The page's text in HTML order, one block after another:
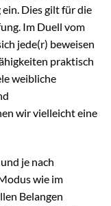
ein. Dies gilt für die
Im Duell vom
jede(r) beweisen
praktisch
weibliche
wir vielleicht eine
je nach
wie im
Belangen